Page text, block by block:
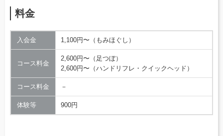
料金
入会金 1,100円〜（もみほぐし）
コース料金
2,600円〜（足つぼ）
2,600円〜（ハンドリフレ・クイックヘッド）
コース料金 －
体験等 900円